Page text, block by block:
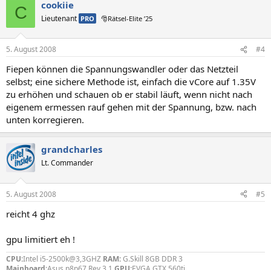
C cookiie
Lieutenant PRO 🎅Rätsel-Elite ’25
5. August 2008 #4
Fiepen können die Spannungswandler oder das Netzteil
selbst; eine sichere Methode ist, einfach die vCore auf 1.35V
zu erhöhen und schauen ob er stabil läuft, wenn nicht nach
eigenem ermessen rauf gehen mit der Spannung, bzw. nach
unten korregieren.
grandcharles
Lt. Commander
5. August 2008 #5
reicht 4 ghz
gpu limitiert eh !
CPU:Intel i5-2500k@3,3GHZ RAM:G.Skill 8GB DDR 3